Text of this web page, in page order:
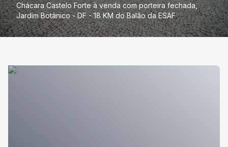
Chácara Castelo Forte à venda com porteira fechada,
Jardim Botânico - DF - 18 KM do Balão da ESAF